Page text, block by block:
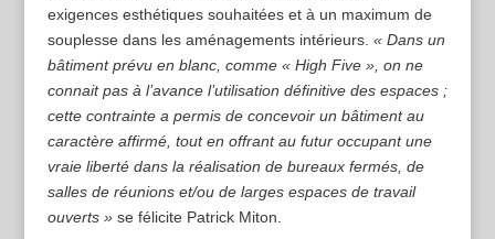
exigences esthétiques souhaitées et à un maximum de
souplesse dans les aménagements intérieurs. « Dans un
bâtiment prévu en blanc, comme « High Five », on ne
connait pas à l’avance l’utilisation définitive des espaces ;
cette contrainte a permis de concevoir un bâtiment au
caractère affirmé, tout en offrant au futur occupant une
vraie liberté dans la réalisation de bureaux fermés, de
salles de réunions et/ou de larges espaces de travail
ouverts »se félicite Patrick Miton.